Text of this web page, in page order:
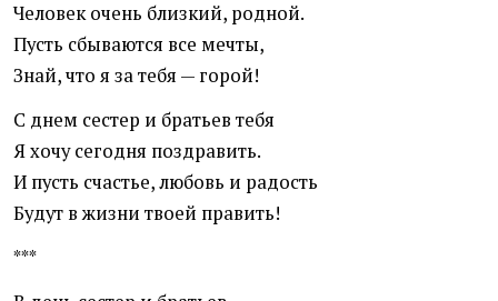
Человек очень близкий, родной.
Пусть сбываются все мечты,
Знай, что я за тебя — горой!
С днем сестер и братьев тебя
Я хочу сегодня поздравить.
И пусть счастье, любовь и радость
Будут в жизни твоей править!
***